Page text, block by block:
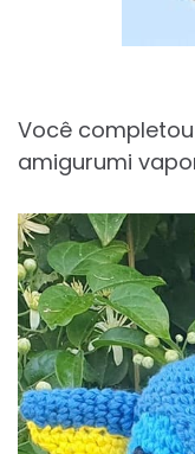
Você
amigurumi